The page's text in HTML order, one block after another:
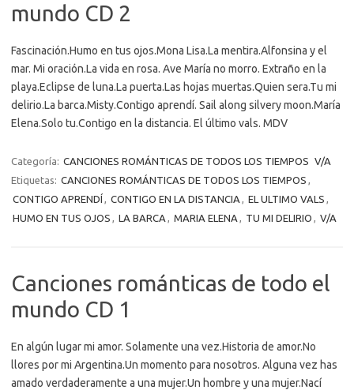
mundo CD 2
Fascinación.Humo en tus ojos.Mona Lisa.La mentira.Alfonsina y el
mar. Mi oración.La vida en rosa. Ave María no morro. Extraño en la
playa.Eclipse de luna.La puerta.Las hojas muertas.Quien sera.Tu mi
delirio.La barca.Misty.Contigo aprendí. Sail along silvery moon.María
Elena.Solo tu.Contigo en la distancia. El último vals. MDV
Categoría: CANCIONES ROMÁNTICAS DE TODOS LOS TIEMPOS V/A
Etiquetas: CANCIONES ROMÁNTICAS DE TODOS LOS TIEMPOS ,
CONTIGO APRENDÍ , CONTIGO EN LA DISTANCIA , EL ULTIMO VALS ,
HUMO EN TUS OJOS , LA BARCA , MARIA ELENA , TU MI DELIRIO , V/A
Canciones románticas de todo el
mundo CD 1
En algún lugar mi amor. Solamente una vez.Historia de amor.No
llores por mi Argentina.Un momento para nosotros. Alguna vez has
amado verdaderamente a una mujer.Un hombre y una mujer.Nací